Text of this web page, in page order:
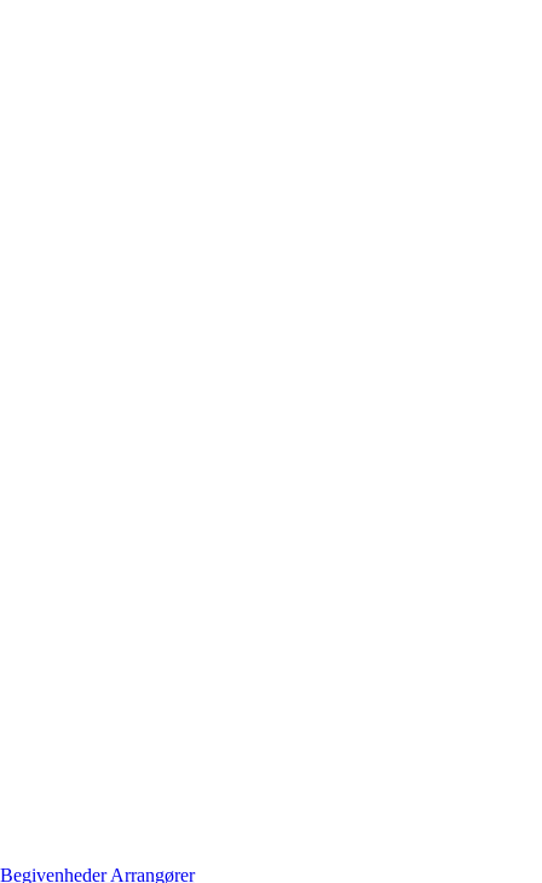
BegivenhederArrangører